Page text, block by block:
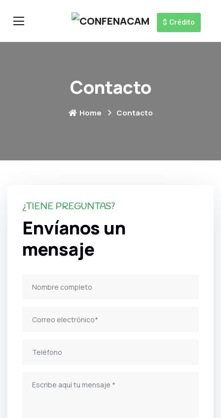
$ Crédito
Contacto
Home Contacto
¿TIENE PREGUNTAS?
Envíanos un
mensaje